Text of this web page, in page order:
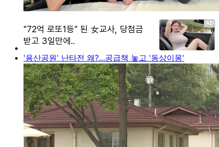
'용산공원' 난타전 왜?…공급책 놓고 '동상이몽'